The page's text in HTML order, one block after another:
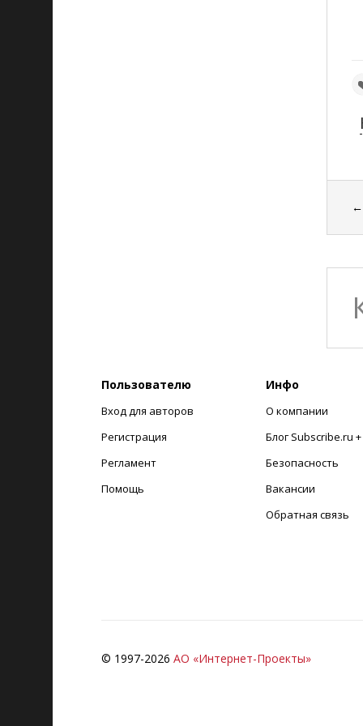
←
Пользователю
Вход для авторов
Регистрация
Регламент
Помощь
Инфо
О компании
Блог Subscribe.ru +
Безопасность
Вакансии
Обратная связь
© 1997-2026 АО «Интернет-Проекты»